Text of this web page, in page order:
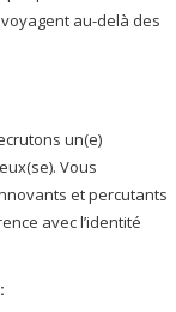
au-delà des
un(e)
Vous
et percutants
avec l’identité